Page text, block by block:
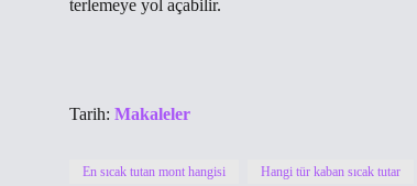
terlemeye yol açabilir.
Tarih: Makaleler
En sıcak tutan mont hangisi Hangi tür kaban sıcak tutar